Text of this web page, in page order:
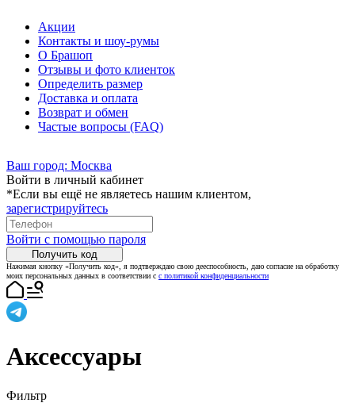
Акции
Контакты и шоу-румы
О Брашоп
Отзывы и фото клиенток
Определить размер
Доставка и оплата
Возврат и обмен
Частые вопросы (FAQ)
Ваш город: Москва
Войти в личный кабинет
*Если вы ещё не являетесь нашим клиентом,
зарегистрируйтесь
Войти с помощью пароля
Получить код
Нажимая кнопку «Получить код», я подтверждаю свою дееспособность, даю согласие на обработку
моих персональных данных в соответствии с с политикой конфиденциальности
Аксессуары
Фильтр